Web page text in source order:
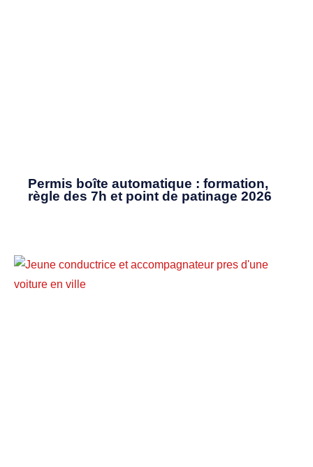
Permis boîte automatique : formation,
règle des 7h et point de patinage 2026